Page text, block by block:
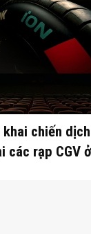
chiến
các rạp CGV